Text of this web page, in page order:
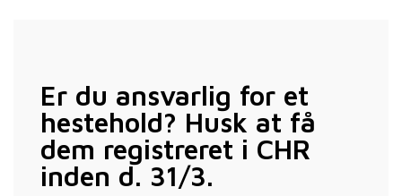
Er du ansvarlig for et
hestehold? Husk at få
dem registreret i CHR
inden d. 31/3.